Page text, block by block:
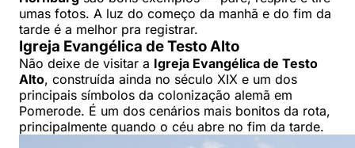
umas fotos. A luz do começo da manhã e do fim da
tarde é a melhor pra registrar.
Igreja Evangélica de Testo Alto
Não deixe de visitar a Igreja Evangélica de Testo
Alto, construída ainda no século XIX e um dos
principais símbolos da colonização alemã em
Pomerode. É um dos cenários mais bonitos da rota,
principalmente quando o céu abre no fim da tarde.